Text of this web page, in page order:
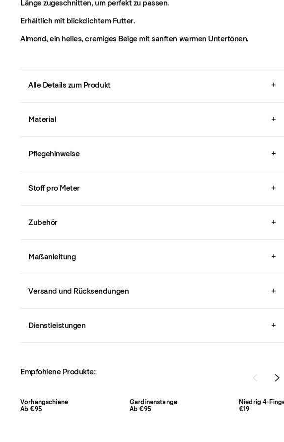
Länge zugeschnitten, um perfekt zu passen.
Erhältlich mit blickdichtem Futter.
Almond, ein helles, cremiges Beige mit sanften warmen Untertönen.
Alle Details zum Produkt +
Material +
Pflegehinweise +
Stoff pro Meter +
Zubehör +
Maßanleitung +
Versand und Rücksendungen +
Dienstleistungen +
Empfohlene Produkte:
Vorhangschiene
Ab €95
Gardinenstange
Ab €95
Niedrig 4-
€19